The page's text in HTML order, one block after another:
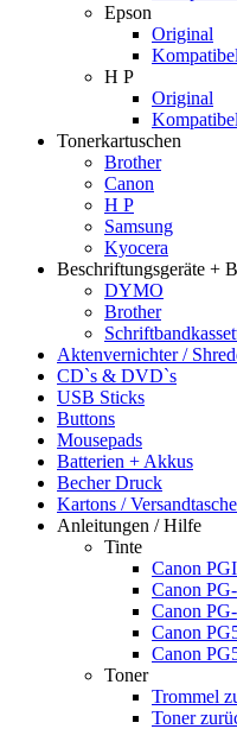
Epson
Original
H P
Original
Tonerkartuschen
Brother
Canon
H P
Samsung
Kyocera
Beschriftungsgeräte +
DYMO
Brother
Aktenvernichter /
CD`s & DVD`s
USB Sticks
Buttons
Mousepads
Batterien + Akkus
Becher Druck
Kartons /
Anleitungen / Hilfe
Tinte
Canon
Canon
Canon
Canon
Canon
Toner
Trommel
Toner